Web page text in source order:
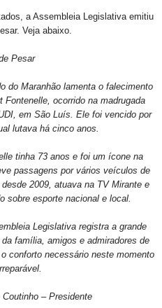
a Assembleia Legislativa emitiu
Veja abaixo.
Pesar
do Maranhão lamenta o falecimento
ocorrido na madrugada
em São Luís. Ele foi vencido por
lutava há cinco anos.
tinha 73 anos e foi um ícone na
passagens por vários veículos de
2009, atuava na TV Mirante e
sobre esporte nacional e local.
Legislativa registra a grande
família, amigos e admiradores de
conforto necessário neste momento
– Presidente